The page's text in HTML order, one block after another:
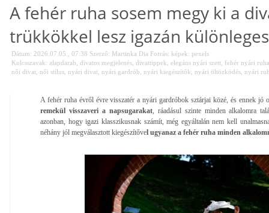
A fehér ruha sosem megy ki a
trükkökkel lesz igazán különleges
Dátum: 2026.07.05., 07:38 Szerző: Martinka Dia Forrás: képek: pexels
Kulcsszavak: alapdarab divatos megjelenés divattippek elegáns nyári szett fehér nyári ruha
női divat női stílus nyári divat nyári gardrób nyári kiegészítők nyári öltözködés nyári
A fehér ruha évről évre visszatér a nyári gardróbok sztárjai közé, és ennek jó
remekül visszaveri a napsugarakat, ráadásul szinte minden alkalomra
azonban, hogy igazi klasszikusnak számít, még egyáltalán nem kell
néhány jól megválasztott kiegészítővel ugyanaz a fehér ruha minden